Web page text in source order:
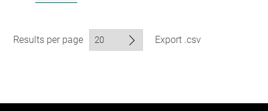
Results per page Export .csv